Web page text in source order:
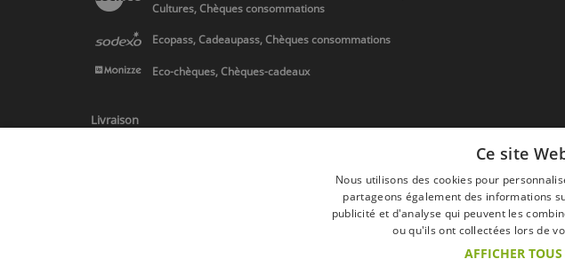
Cultures, Chèques consommations
Ecopass, Cadeaupass, Chèques consommations
Eco-chèques, Chèques-cadeaux
Livraison
* Livraison en Belgique/France/Pays-Bas et partout en Europe sur devis
Ce site
Nous utilisons des cookies pour
partageons également des informations
publicité et d'analyse qui peuvent les
ou qu'ils ont collectées lors de
AFFICHER